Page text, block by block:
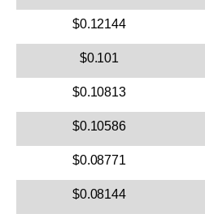
$0.12144
$0.101
$0.10813
$0.10586
$0.08771
$0.08144